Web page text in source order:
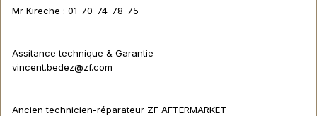
Mr Kireche : 01-70-74-78-75
Assitance technique & Garantie
vincent.bedez@zf.com
Ancien technicien-réparateur ZF AFTERMARKET